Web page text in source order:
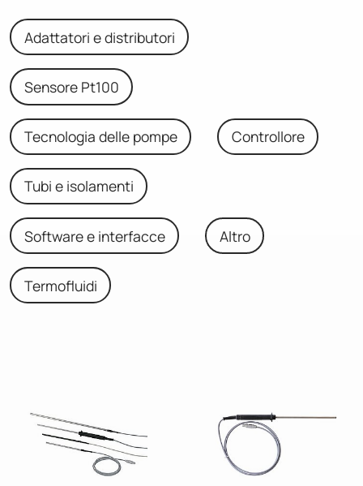
Adattatori e distributori
Sensore Pt100
Tecnologia delle pompe Controllore
Tubi e isolamenti
Software e interfacce Altro
Termofluidi